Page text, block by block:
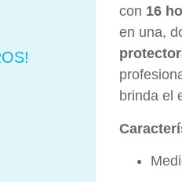
con 16
en una,
brinda el